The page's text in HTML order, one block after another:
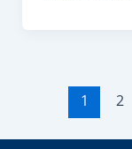
1 2